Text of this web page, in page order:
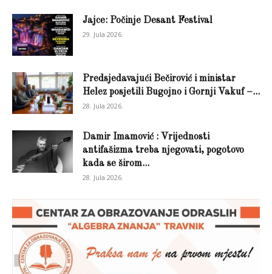
Jajce: Počinje Desant Festival
29. Jula 2026.
Predsjedavajući Bečirović i ministar
Helez posjetili Bugojno i Gornji Vakuf –...
28. Jula 2026.
Damir Imamović : Vrijednosti
antifašizma treba njegovati, pogotovo
kada se širom...
28. Jula 2026.